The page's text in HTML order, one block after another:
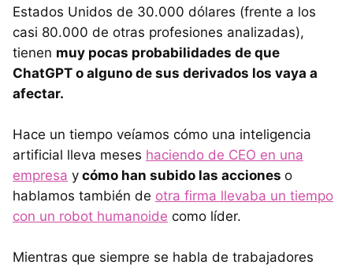
Estados Unidos de 30.000 dólares (frente a los
casi 80.000 de otras profesiones analizadas),
tienen muy pocas probabilidades de que
ChatGPT o alguno de sus derivados los vaya a
afectar.
Hace un tiempo veíamos cómo una inteligencia
artificial lleva meses haciendo de CEO en una
empresa y cómo han subido las acciones o
hablamos también de otra firma llevaba un tiempo
con un robot humanoide como líder.
Mientras que siempre se habla de trabajadores